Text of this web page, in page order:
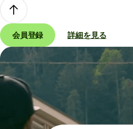
会員登録 詳細を見る